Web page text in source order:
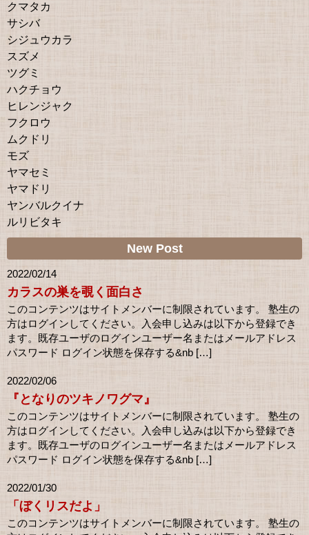
クマタカ
サシバ
シジュウカラ
スズメ
ツグミ
ハクチョウ
ヒレンジャク
フクロウ
ムクドリ
モズ
ヤマセミ
ヤマドリ
ヤンバルクイナ
ルリビタキ
New Post
2022/02/14
カラスの巣を覗く面白さ
このコンテンツはサイトメンバーに制限されています。 塾生の
方はログインしてください。入会申し込みは以下から登録でき
ます。既存ユーザのログインユーザー名またはメールアドレス
パスワード ログイン状態を保存する&nb […]
2022/02/06
『となりのツキノワグマ』
このコンテンツはサイトメンバーに制限されています。 塾生の
方はログインしてください。入会申し込みは以下から登録でき
ます。既存ユーザのログインユーザー名またはメールアドレス
パスワード ログイン状態を保存する&nb […]
2022/01/30
「ぼくリスだよ」
このコンテンツはサイトメンバーに制限されています。 塾生の